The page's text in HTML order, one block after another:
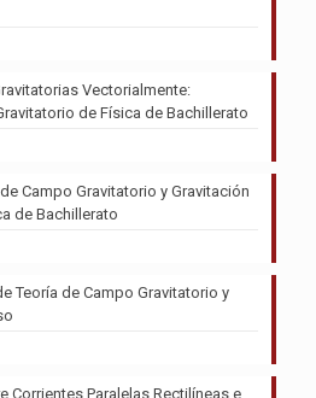
Vectorialmente:
de Física de Bachillerato
Campo Gravitatorio y Gravitación
de Bachillerato
Teoría de Campo Gravitatorio y
Corrientes Paralelas Rectilíneas e